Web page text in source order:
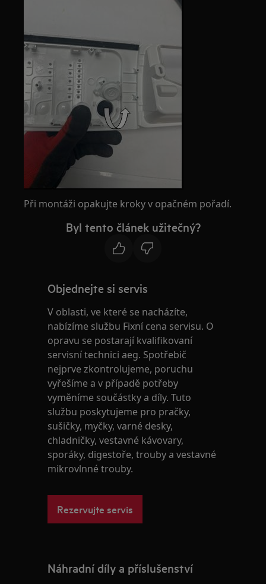
Při montáži opakujte kroky v opačném pořadí.
Byl tento článek užitečný?
Objednejte si servis
V oblasti, ve které se nacházíte,
nabízíme službu Fixní cena servisu. O
opravu se postarají kvalifikovaní
servisní technici aeg. Spotřebič
nejprve zkontrolujeme, poruchu
vyřešíme a v případě potřeby
vyměníme součástky a díly. Tuto
službu poskytujeme pro pračky,
sušičky, myčky, varné desky,
chladničky, vestavné kávovary,
sporáky, digestoře, trouby a vestavné
mikrovlnné trouby.
Rezervujte servis
Náhradní díly a příslušenství